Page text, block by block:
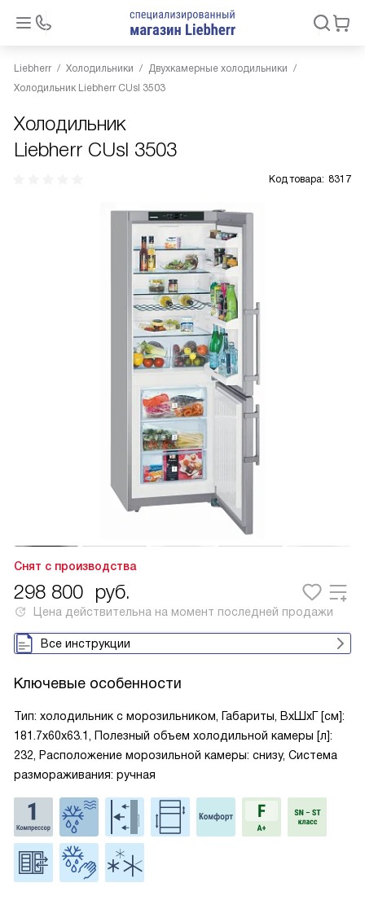
Liebherr Холодильники
Двухкамерные холодильники
Холодильник Liebherr CUsl 3503
Холодильник
Liebherr CUsl 3503
Код товара: 8317
Снят с производства
298 800 руб.
Цена действительна на момент последней продажи
Все инструкции
Ключевые особенности
Тип: холодильник с морозильником, Габариты, ВxШxГ [см]:
181.7x60x63.1, Полезный объем холодильной камеры [л]:
232, Расположение морозильной камеры: снизу, Система
размораживания: ручная